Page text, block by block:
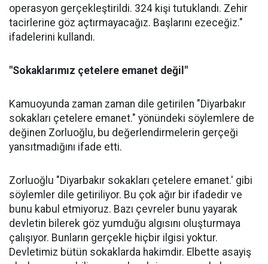
operasyon gerçekleştirildi. 324 kişi tutuklandı. Zehir
tacirlerine göz açtırmayacağız. Başlarını ezeceğiz."
ifadelerini kullandı.
"Sokaklarımız çetelere emanet değil"
Kamuoyunda zaman zaman dile getirilen "Diyarbakır
sokakları çetelere emanet." yönündeki söylemlere de
değinen Zorluoğlu, bu değerlendirmelerin gerçeği
yansıtmadığını ifade etti.
Zorluoğlu "Diyarbakır sokakları çetelere emanet.' gibi
söylemler dile getiriliyor. Bu çok ağır bir ifadedir ve
bunu kabul etmiyoruz. Bazı çevreler bunu yayarak
devletin bilerek göz yumduğu algısını oluşturmaya
çalışıyor. Bunların gerçekle hiçbir ilgisi yoktur.
Devletimiz bütün sokaklarda hakimdir. Elbette asayiş